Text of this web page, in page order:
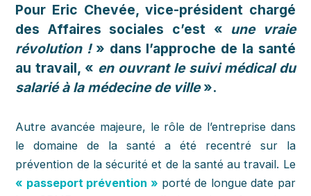
Pour Eric Chevée, vice-président chargé
des Affaires sociales c’est « une vraie
révolution !» dans l’approche de la santé
au travail, « en ouvrant le suivi médical du
salarié à la médecine de ville».
Autre avancée majeure, le rôle de l’entreprise dans
le domaine de la santé a été recentré sur la
prévention de la sécurité et de la santé au travail. Le
« passeport prévention » porté de longue date par